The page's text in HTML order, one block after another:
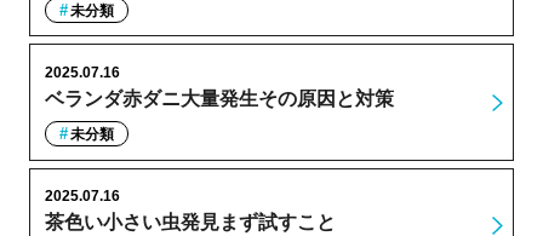
未分類
ベランダ赤ダニ大量発生その原因と対策
2025.07.16
未分類
茶色い小さい虫発見まず試すこと
2025.07.16